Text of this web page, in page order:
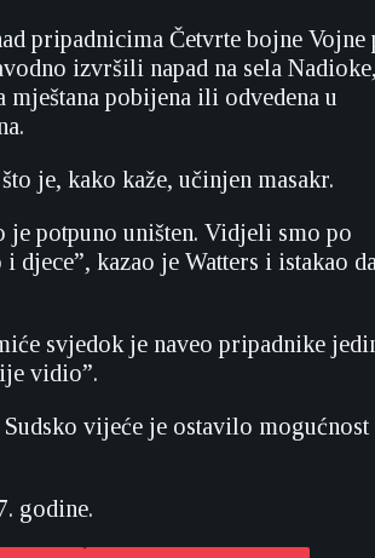
pripadnicima Četvrte bojne
izvršili napad na sela Nadioke,
pobijena ili odvedena u
je, kako kaže, učinjen masakr.
potpuno uništen. Vidjeli smo po
djece”, kazao je Watters i istakao
svjedok je naveo pripadnike
vidio”.
vijeće je ostavilo mogućnost
godine.